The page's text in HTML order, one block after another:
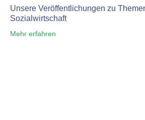
Unsere Veröffentlichungen zu
Sozialwirtschaft
Mehr erfahren